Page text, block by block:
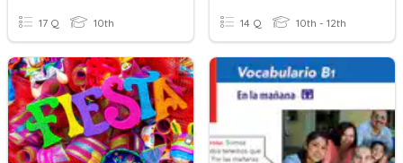
17 Q 10th 14 Q 10th - 12th